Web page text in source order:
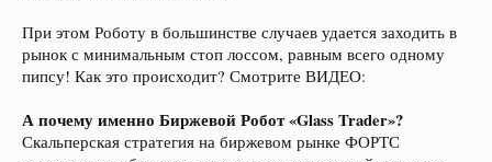
При этом Роботу в большинстве случаев удается заходить в
рынок с минимальным стоп лоссом, равным всего одному
пипсу! Как это происходит? Смотрите ВИДЕО:
А почему именно Биржевой Робот «Glass Trader»?
Скальперская стратегия на биржевом рынке ФОРТС